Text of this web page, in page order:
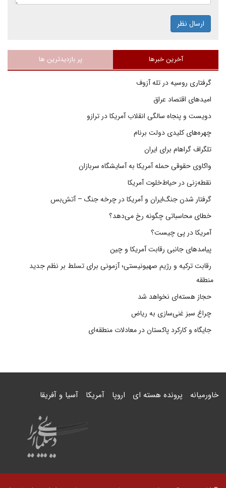
ارسال نظر
آخرین خبرها پر بازدیدترین ها
گرفتاری روسیه در تله آزوف
امیدهای اقتصاد عراق
دویست و پنجاه سالگی انقلاب آمریکا در ترازو
چهره‌های کلیدی دولت برنام
تلگراف گراهام برای ایران
واکاوی حقوقی حمله آمریکا به آسایشگاه سربازان
نقطه‌زنی در حیاط‌خلوت آمریکا
گرفتار شدن جنگ‌ایران و آمریکا در چرخه جنگ – آتش‌بس
خطای محاسباتی چگونه رخ می‌دهد؟
آمریکا در پی چیست؟
پیامدهای جانبی رقابت آمریکا و چین
رقابت ترکیه و رژیم صهیونیستی؛ آزمونی برای تسلط بر نظم جدید
منطقه
حجاز هسته‌ای نخواهد شد
چراغ سبز غنی‌سازی به ریاض
جایگاه و کارکرد پاکستان در معادلات منطقه‌ای
خاورمیانه پرونده هسته ای اروپا آمریکا آسیا و آفریقا